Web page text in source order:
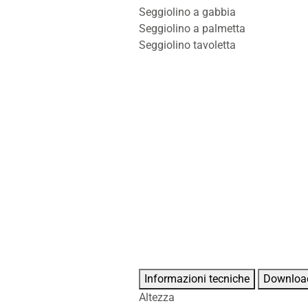
Seggiolino a gabbia
Seggiolino a palmetta
Seggiolino tavoletta
Informazioni tecniche
Altezza